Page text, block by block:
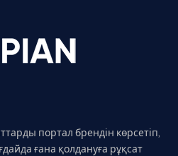
портал брендін көрсетіп,
ғана қолдануға рұқсат